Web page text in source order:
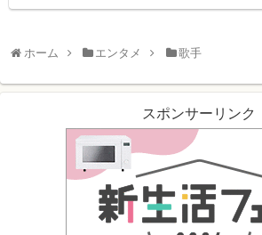
ホーム エンタメ 歌手
スポンサーリンク